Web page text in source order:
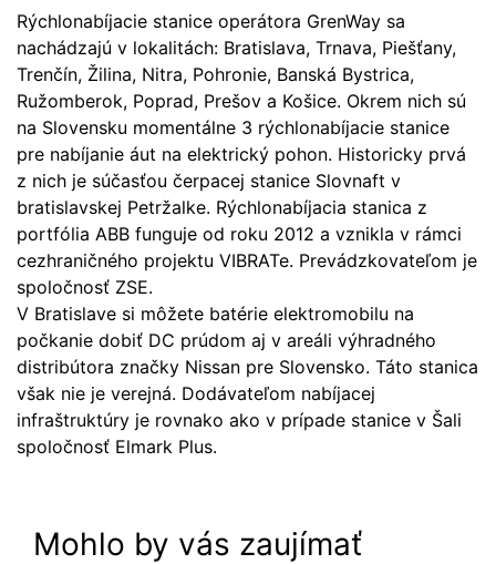
Rýchlonabíjacie stanice operátora GrenWay sa
nachádzajú v lokalitách: Bratislava, Trnava, Piešťany,
Trenčín, Žilina, Nitra, Pohronie, Banská Bystrica,
Ružomberok, Poprad, Prešov a Košice. Okrem nich sú
na Slovensku momentálne 3 rýchlonabíjacie stanice
pre nabíjanie áut na elektrický pohon. Historicky prvá
z nich je súčasťou čerpacej stanice Slovnaft v
bratislavskej Petržalke. Rýchlonabíjacia stanica z
portfólia ABB funguje od roku 2012 a vznikla v rámci
cezhraničného projektu VIBRATe. Prevádzkovateľom je
spoločnosť ZSE.
V Bratislave si môžete batérie elektromobilu na
počkanie dobiť DC prúdom aj v areáli výhradného
distribútora značky Nissan pre Slovensko. Táto stanica
však nie je verejná. Dodávateľom nabíjacej
infraštruktúry je rovnako ako v prípade stanice v Šali
spoločnosť Elmark Plus.
Mohlo by vás zaujímať